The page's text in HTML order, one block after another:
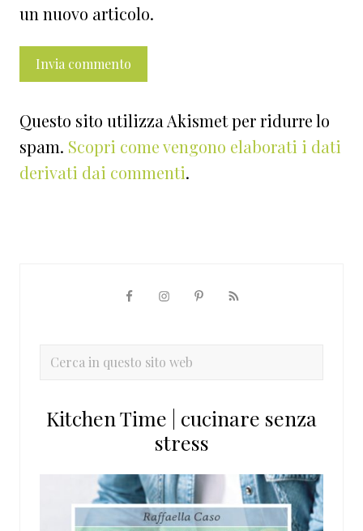
un nuovo articolo.
Questo sito utilizza Akismet per ridurre lo
spam. Scopri come vengono elaborati i dati
derivati dai commenti.
primaria
Cerca
sito
Kitchen Time | cucinare senza
stress